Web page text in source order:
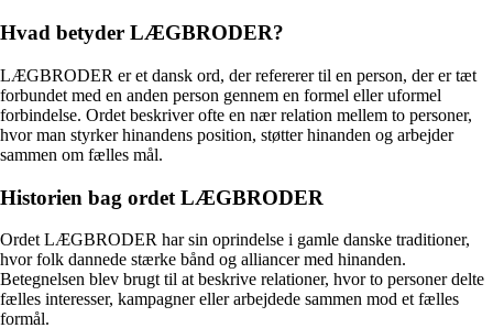
Hvad betyder LÆGBRODER?
LÆGBRODER er et dansk ord, der refererer til en person, der er tæt
forbundet med en anden person gennem en formel eller uformel
forbindelse. Ordet beskriver ofte en nær relation mellem to personer,
hvor man styrker hinandens position, støtter hinanden og arbejder
sammen om fælles mål.
Historien bag ordet LÆGBRODER
Ordet LÆGBRODER har sin oprindelse i gamle danske traditioner,
hvor folk dannede stærke bånd og alliancer med hinanden.
Betegnelsen blev brugt til at beskrive relationer, hvor to personer delte
fælles interesser, kampagner eller arbejdede sammen mod et fælles
formål.